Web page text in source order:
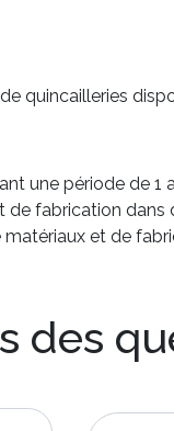
quincailleries
une période de 1
fabrication dans
et de
des
Nom *